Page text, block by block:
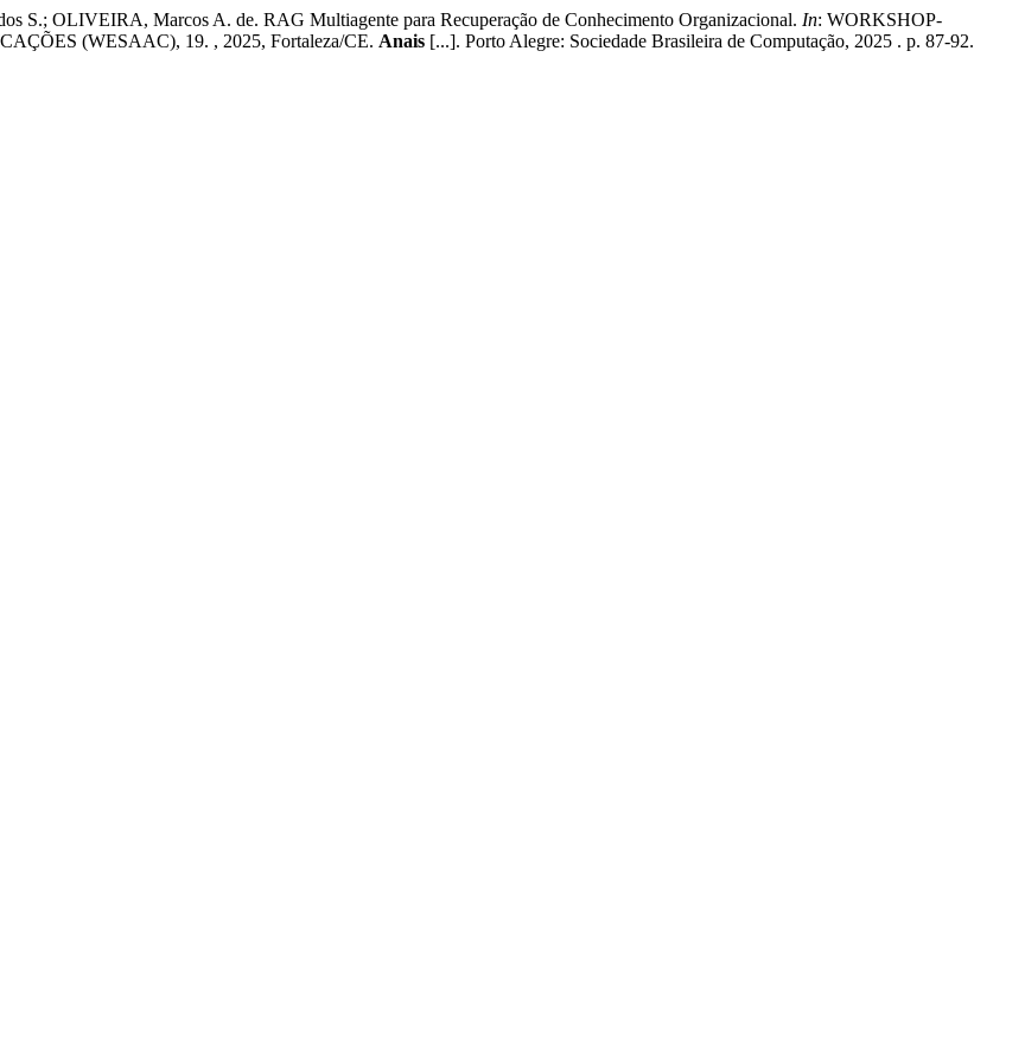
S.; OLIVEIRA, Marcos A. de. RAG Multiagente para Recuperação de Conhecimento Organizacional. In: WORKSHOP-
(WESAAC), 19. , 2025, Fortaleza/CE. Anais [...]. Porto Alegre: Sociedade Brasileira de Computação, 2025 . p. 87-92.